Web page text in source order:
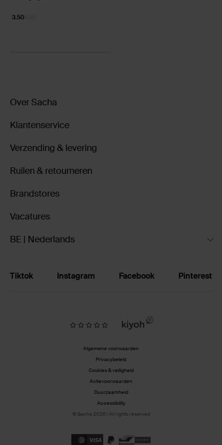
3.50
Over Sacha
Klantenservice
Verzending & levering
Ruilen & retourneren
Brandstores
Vacatures
BE | Nederlands
Tiktok Instagram Facebook Pinterest
Algemene voorwaarden
Privacybeleid
Cookies & veiligheid
Actievoorwaarden
Duurzaamheid
Accessibility
© Sacha 2026 | All rights reserved